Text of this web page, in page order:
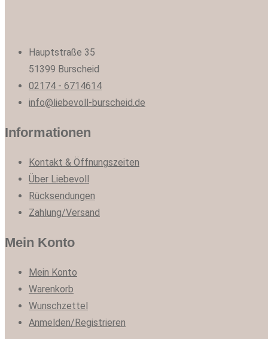
Hauptstraße 35
51399 Burscheid
02174 - 6714614
info@liebevoll-burscheid.de
Informationen
Kontakt & Öffnungszeiten
Über Liebevoll
Rücksendungen
Zahlung/Versand
Mein Konto
Mein Konto
Warenkorb
Wunschzettel
Anmelden/Registrieren